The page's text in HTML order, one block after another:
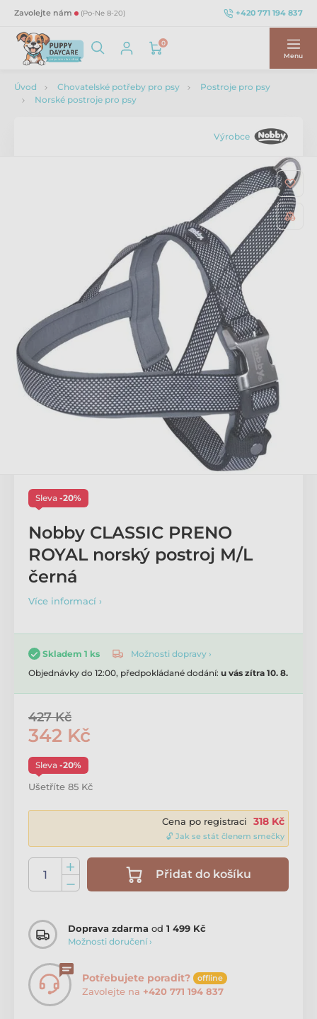
Zavolejte nám (Po-Ne 8-20) +420 771 194 837
0
Menu
Úvod Chovatelské potřeby pro psy
Postroje pro psy
Norské postroje pro psy
Výrobce
Sleva -20%
Nobby CLASSIC PRENO
ROYAL norský postroj M/L
černá
Více informací ›
Skladem 1 ks
Možnosti dopravy ›
Objednávky do 12:00, předpokládané dodání: u vás zítra 10. 8.
427 Kč
342 Kč
Sleva -20%
Ušetříte 85 Kč
Cena po registraci 318 Kč
🔓 Jak se stát členem smečky
Přidat do košíku
Doprava zdarma od 1 499 Kč
Možnosti doručení ›
Potřebujete poradit? offline
Zavolejte na +420 771 194 837